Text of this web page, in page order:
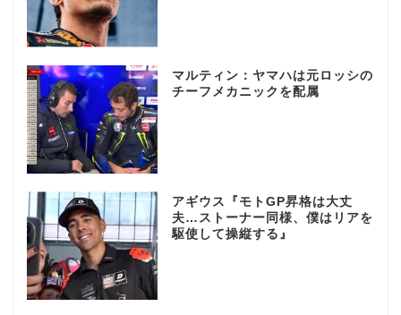
マルティン：ヤマハは元ロッシの
チーフメカニックを配属
アギウス『モトGP昇格は大丈
夫…ストーナー同様、僕はリアを
駆使して操縦する』